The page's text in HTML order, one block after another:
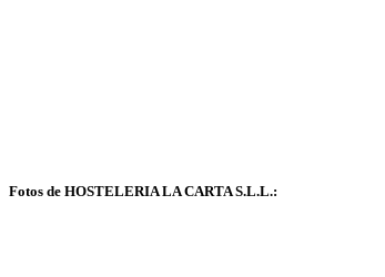
Fotos de HOSTELERIA LA CARTA S.L.L.: